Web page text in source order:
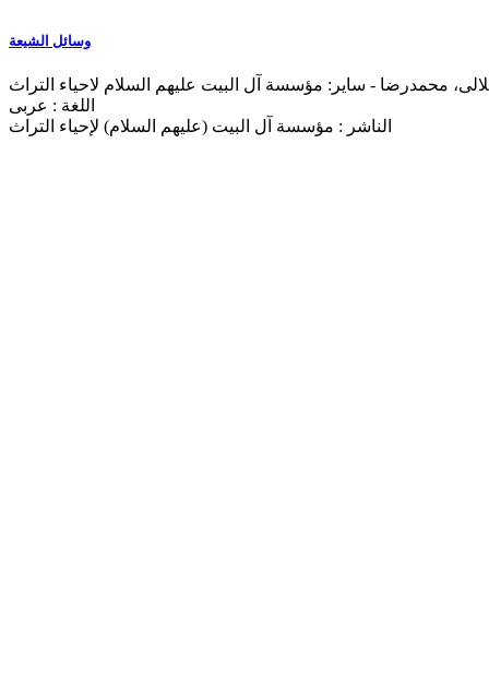
وسائل الشیعة
اللغة : عربی
الناشر : مؤسسة آل البیت (علیهم السلام) لإحیاء التراث